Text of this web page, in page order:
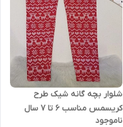
شلوار بچه گانه شیک طرح
کریسمس مناسب 6 تا 7 سال
ناموجود